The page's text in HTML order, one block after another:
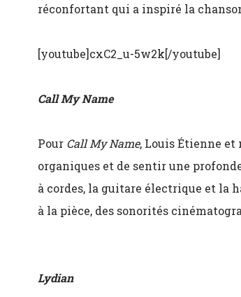
réconfortant qui a inspiré la
[youtube]cxC2_u-5w2k[/youtube]
Call My Name
Pour Call My Name, Louis Étienne et
organiques et de sentir une
à cordes, la guitare électrique et la
à la pièce, des sonorités
Lydian